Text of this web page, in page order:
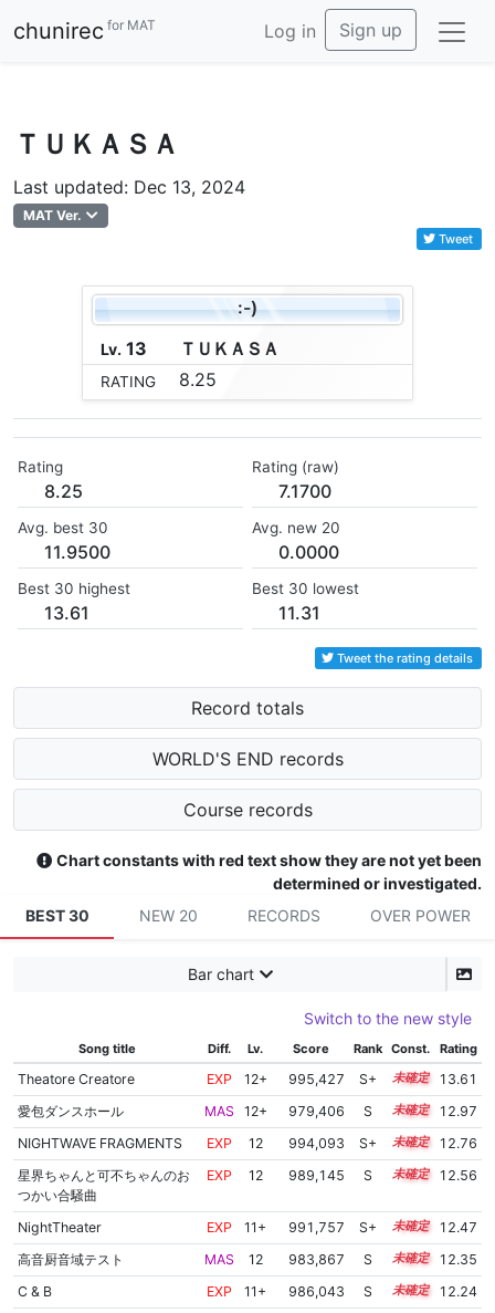
chunirec for MAT Log in Sign up
ＴＵＫＡＳＡ
Last updated: Dec 13, 2024
MAT Ver.
Tweet
:-)
Lv. 13 Ｔ Ｕ Ｋ Ａ Ｓ Ａ
RATING 8.25
Rating
8.25
Rating (raw)
7.1700
Avg. best 30
11.9500
Avg. new 20
0.0000
Best 30 highest
13.61
Best 30 lowest
11.31
Tweet the rating details
Record totals
WORLD'S END records
Course records
Chart constants with red text show they are not yet been
determined or investigated.
BEST 30
NEW 20 RECORDS OVER POWER
Bar chart
Switch to the new style
Song title Diff. Lv. Score Rank Const. Rating
Theatore Creatore EXP 12+ 995,427 S+ 12.8
13.61
愛包ダンスホール
MAS 12+ 979,406 S 12.8
12.97
NIGHTWAVE FRAGMENTS
EXP 12 994,093 S+ 12.0
12.76
星界ちゃんと可不ちゃんのお
つかい合騒曲
EXP 12 989,145 S 12.0 12.56
NightTheater EXP 11+ 991,757 S+ 11.8
12.47
高音厨音域テスト
MAS 12 983,867 S 12.0
12.35
C & B
EXP 11+ 986,043 S 11.8
12.24